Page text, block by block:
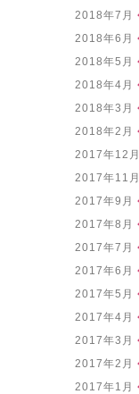
2018年7月
2018年6月
2018年5月
2018年4月
2018年3月
2018年2月
2017年12月
2017年11月
2017年9月
2017年8月
2017年7月
2017年6月
2017年5月
2017年4月
2017年3月
2017年2月
2017年1月